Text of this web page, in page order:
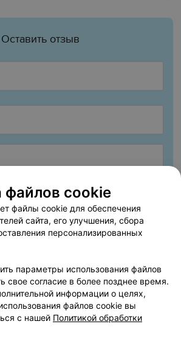
Оставить отзыв
отзыв. Подробнее об
Добавить отзыв
файлов cookie
файлы cookie для обеспечения
сайта, его улучшения, сбора
персонализированных
параметры использования файлов
свое согласие в более позднее время.
информации о целях,
файлов cookie вы
с нашей Политикой обработки